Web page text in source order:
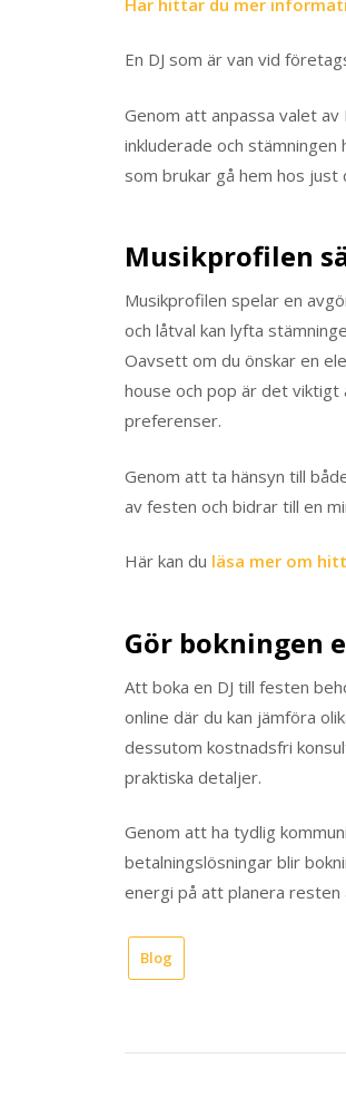
En DJ som är van vid
Genom att anpassa valet av
inkluderade och stämningen
som brukar gå hem hos
Musikprofilen
Musikprofilen spelar en
och låtval kan lyfta
Oavsett om du önskar en
house och pop är det viktigt
preferenser.
Genom att ta hänsyn till
av festen och bidrar till en
Här kan du läsa mer om
Gör bokningen
Att boka en DJ till festen
online där du kan jämföra
dessutom kostnadsfri
praktiska detaljer.
Genom att ha tydlig
betalningslösningar blir
energi på att planera resten
Blog